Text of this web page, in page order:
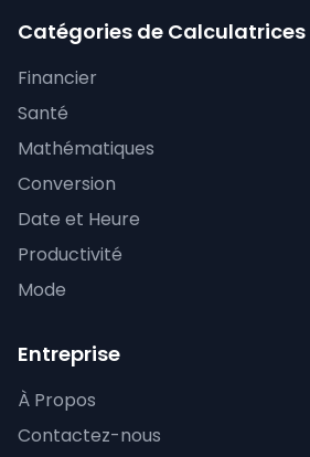
Catégories de Calculatrices
Financier
Santé
Mathématiques
Conversion
Date et Heure
Productivité
Mode
Entreprise
À Propos
Contactez-nous